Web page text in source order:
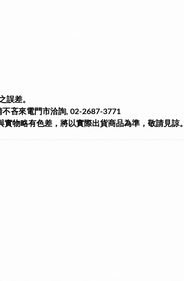
誤差。
吝來電門市洽詢, 02-2687-3771
物略有色差，將以實際出貨商品為準，敬請見諒。